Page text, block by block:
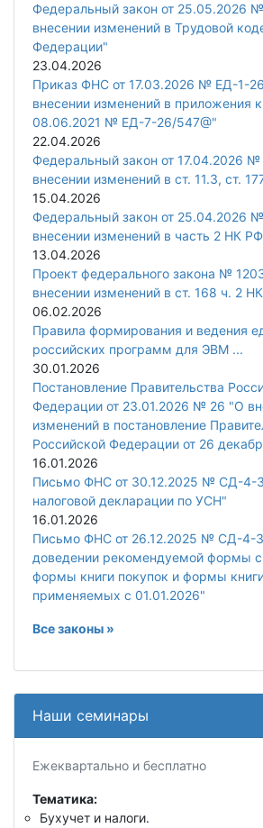
Федеральный закон от 25.05.2026
внесении изменений в Трудовой
Федерации"
23.04.2026
Приказ ФНС от 17.03.2026 № ЕД-1-
внесении изменений в приложения
08.06.2021 № ЕД-7-26/547@"
22.04.2026
Федеральный закон от 17.04.2026
внесении изменений в ст. 11.3, ст.
15.04.2026
Федеральный закон от 25.04.2026
внесении изменений в часть 2 НК
13.04.2026
Проект федерального закона №
внесении изменений в ст. 168 ч. 2
06.02.2026
Правила формирования и ведения
российских программ для ЭВМ ...
30.01.2026
Постановление Правительства
Федерации от 23.01.2026 № 26 "О
изменений в постановление
Российской Федерации от 26
16.01.2026
Письмо ФНС от 30.12.2025 № СД-4-
налоговой декларации по УСН"
16.01.2026
Письмо ФНС от 26.12.2025 № СД-4-
доведении рекомендуемой формы
формы книги покупок и формы
применяемых с 01.01.2026"
Все законы »
Наши семинары
Ежеквартально и бесплатно
Тематика:
Бухучет и налоги.